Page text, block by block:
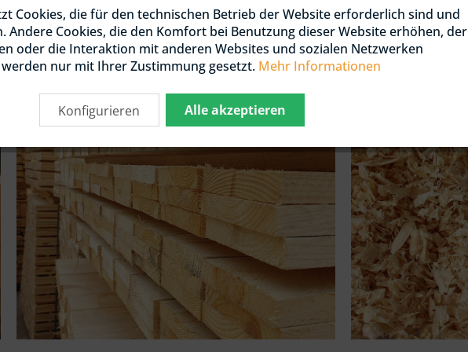
/ DOUGLASIE
/ KDI
UND LATTEN
/ DOUGLASIE
/ DOUGLASIE
Schnittholz
Cookies, die für den technischen Betrieb der Website erforderlich sind und
Andere Cookies, die den Komfort bei Benutzung dieser Website erhöhen, der
oder die Interaktion mit anderen Websites und sozialen Netzwerken
nur mit Ihrer Zustimmung gesetzt. Mehr Informationen
Alle akzeptieren
Konfigurieren